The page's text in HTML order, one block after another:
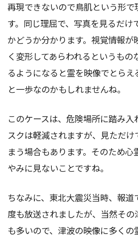
再現できないので鳥肌という形
す。同じ理屈で、写真を見るだけ
かどうか分かります。視覚情報が
く変形してあらわれるというもの
るようになると霊を映像でとら
と一歩なのかもしれませんね。
このケースは、危険場所に踏み入
スクは軽減されますが、見ただ
まう場合もあります。そのため
やみに見ないことですね。
ちなみに、東北大震災当時、報
度も放送されましたが、当然そ
も多いので、津波の映像に多くの